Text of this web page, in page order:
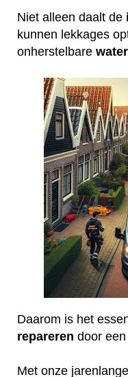
Niet alleen daalt de
kunnen lekkages
onherstelbare
Daarom is het
repareren door een
Met onze